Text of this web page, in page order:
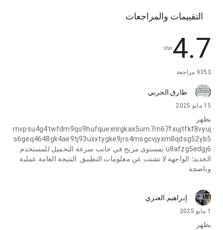
التقييمات والمراجعات
4.7
star
9353 مراجعة
طارق.الحربي
15 مايو 2025
يظهر
rnvpsu4g4twfdm9qs9hufquexnrgkax5um7m67fxujtfkf8vyuj
s6geq4648gk4ae9tj93uxxtygke9jrs4msgcvjyxm8qdsg52yb5
u8afzg5edgj6 بمستوى مريح في جانب سرعة التحميل للمستخدم
الجديد؛ الواجهة لا تشتت عن معلومات التطبيق. النتيجة العامة عملية
وناضجة.
إبراهيم.العنزي
1 مايو 2025
يظهر